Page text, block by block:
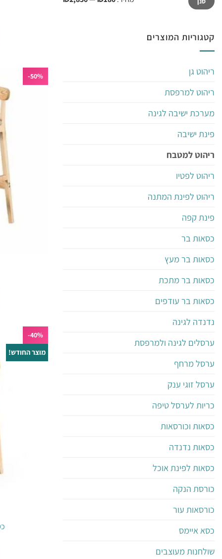
מינימלי
מקסימלי
קטגוריות המוצרים
ריהוט גן
ריהוט למרפסת
מערכת ישיבה לגינה
פינת ישיבה
ריהוט למטבח
ריהוט לפטיו
ריהוט לפינת המתנה
פינת קפה
כסאות בר
כסאות בר מעץ
כסאות בר מתכת
כסאות בר עודפים
נדנדה לגינה
ערסלים לגינה ולמרפסת
ערסל מרחף
ערסל זוגי ענק
כריות לערסל טיפה
כסאות וכורסאות
כסאות נדנדה
כסאות לפינת אוכל
כורסת הנקה
כורסאות עור
כסא איימס
שולחנות מעוצבים
50%-
40%-
מוצר החודש!